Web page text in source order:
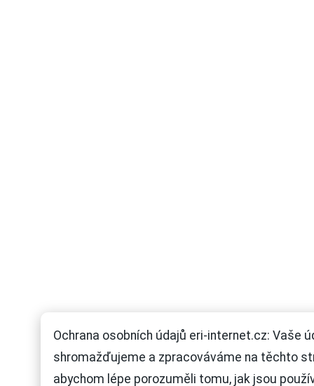
Ochrana osobních údajů eri-internet.cz: Vaše
shromažďujeme a zpracováváme na těchto
abychom lépe porozuměli tomu, jak jsou